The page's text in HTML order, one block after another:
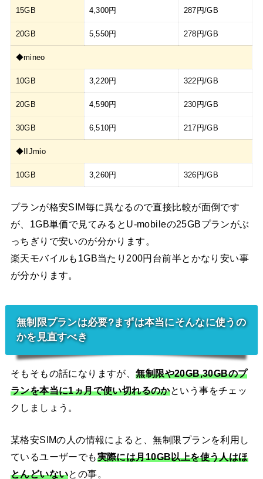
15GB 4,300円 287円/GB
20GB 5,550円 278円/GB
◆mineo
10GB 3,220円 322円/GB
20GB 4,590円 230円/GB
30GB 6,510円 217円/GB
◆IIJmio
10GB 3,260円 326円/GB
プランが格安SIM毎に異なるので直接比較が面倒です
が、1GB単価で見てみるとU-mobileの25GBプランがぶ
っちぎりで安いのが分かります。
楽天モバイルも1GB当たり200円台前半とかなり安い事
が分かります。
無制限プランは必要?まずは本当にそんなに使うの
かを見直すべき
そもそもの話になりますが、無制限や20GB,30GBのプ
ランを本当に1ヵ月で使い切れるのかという事をチェッ
クしましょう。
某格安SIMの人の情報によると、無制限プランを利用し
ているユーザーでも実際には月10GB以上を使う人はほ
とんどいないとの事。